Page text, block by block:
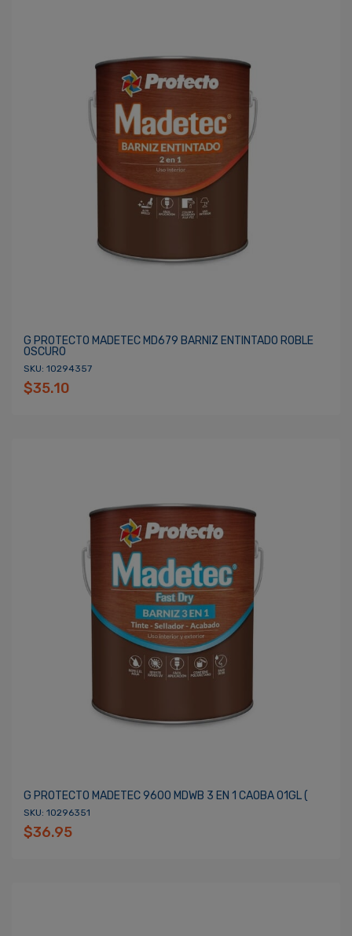
G PROTECTO MADETEC MD679 BARNIZ ENTINTADO ROBLE
OSCURO
SKU: 10294357
$35.10
G PROTECTO MADETEC 9600 MDWB 3 EN 1 CAOBA 01GL (
SKU: 10296351
$36.95